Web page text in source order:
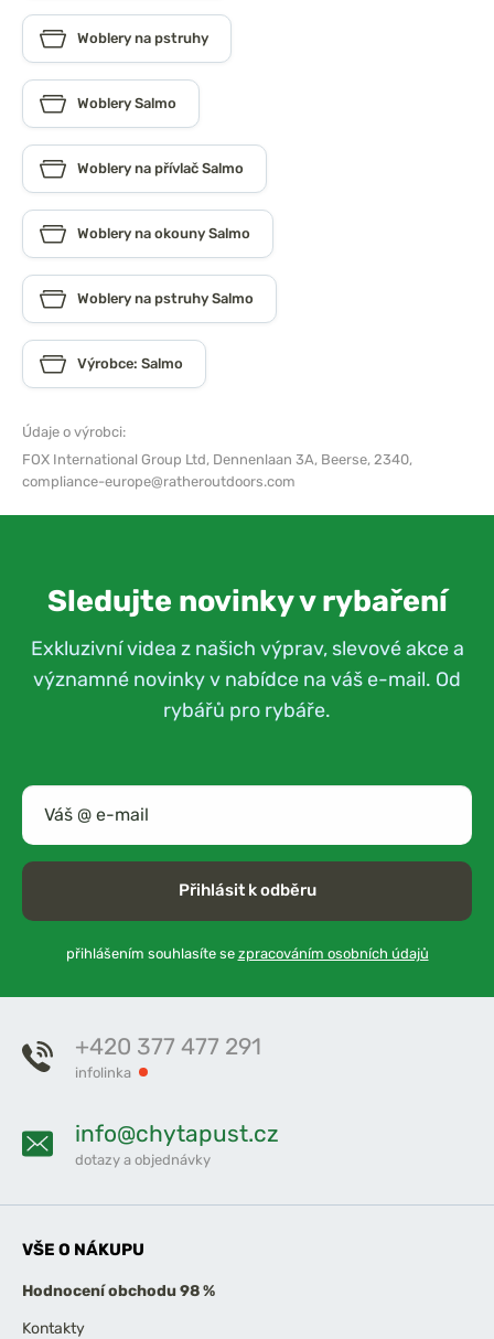
Woblery na pstruhy
Woblery Salmo
Woblery na přívlač Salmo
Woblery na okouny Salmo
Woblery na pstruhy Salmo
Výrobce: Salmo
Údaje o výrobci:
FOX International Group Ltd, Dennenlaan 3A, Beerse, 2340,
compliance-europe@ratheroutdoors.com
Sledujte novinky v rybaření
Exkluzivní videa z našich výprav, slevové akce a
významné novinky v nabídce na váš e-mail. Od
rybářů pro rybáře.
Přihlásit k odběru
přihlášením souhlasíte se zpracováním osobních údajů
+420 377 477 291
infolinka
info@chytapust.cz
dotazy a objednávky
VŠE O NÁKUPU
Hodnocení obchodu 98 %
Kontakty